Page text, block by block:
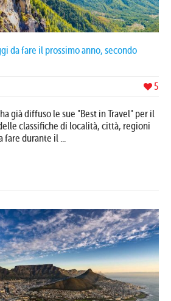
da fare il prossimo anno, secondo
5
già diffuso le sue "Best in Travel" per il
classifiche di località, città, regioni
fare durante il ...